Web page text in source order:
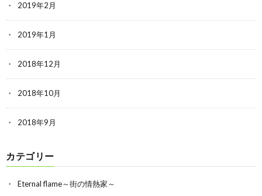
2019年2月
2019年1月
2018年12月
2018年10月
2018年9月
カテゴリー
Eternal flame～街の情熱家～